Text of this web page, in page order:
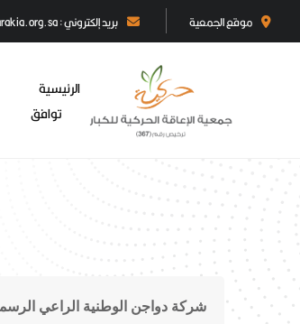
موقع الجمعية بريد إلكتروني : harakia@harakia.org.sa
الرئيسية
توافق
شركة دواجن الوطنية الراعي